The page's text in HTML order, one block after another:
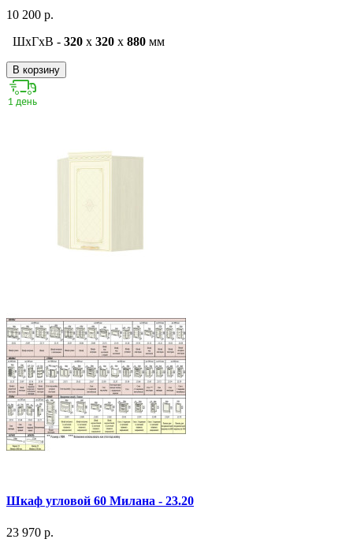
10 200 р.
ШxГxВ - 320 x 320 x 880 мм
В корзину
Шкаф угловой 60 Милана - 23.20
23 970 р.